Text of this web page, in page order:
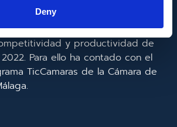
Deny
y gracias al que ha
de un CRM y para la
y productividad de
Para ello ha contado con el
TicCamaras de la Cámara de